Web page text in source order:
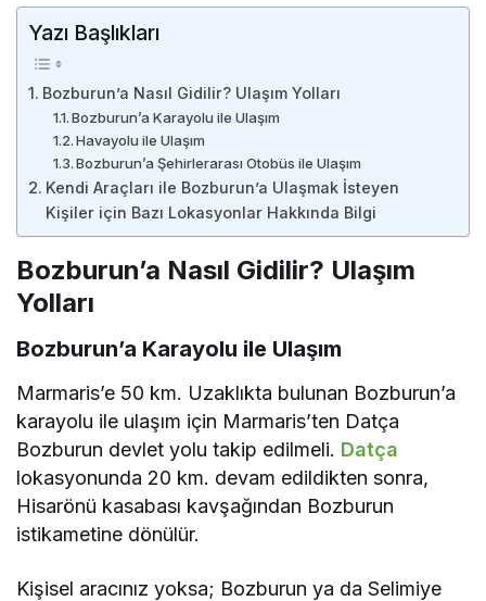
Yazı Başlıkları
Bozburun’a Nasıl Gidilir? Ulaşım Yolları
Bozburun’a Karayolu ile Ulaşım
Havayolu ile Ulaşım
Bozburun’a Şehirlerarası Otobüs ile Ulaşım
Kendi Araçları ile Bozburun’a Ulaşmak İsteyen
Kişiler için Bazı Lokasyonlar Hakkında Bilgi
Bozburun’a Nasıl Gidilir? Ulaşım
Yolları
Bozburun’a Karayolu ile Ulaşım
Marmaris’e 50 km. Uzaklıkta bulunan Bozburun’a
karayolu ile ulaşım için Marmaris’ten Datça
Bozburun devlet yolu takip edilmeli. Datça
lokasyonunda 20 km. devam edildikten sonra,
Hisarönü kasabası kavşağından Bozburun
istikametine dönülür.
Kişisel aracınız yoksa; Bozburun ya da Selimiye